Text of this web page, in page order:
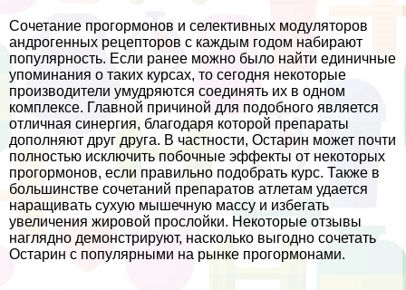
Сочетание прогормонов и селективных модуляторов
андрогенных рецепторов с каждым годом набирают
популярность. Если ранее можно было найти единичные
упоминания о таких курсах, то сегодня некоторые
производители умудряются соединять их в одном
комплексе. Главной причиной для подобного является
отличная синергия, благодаря которой препараты
дополняют друг друга. В частности, Остарин может почти
полностью исключить побочные эффекты от некоторых
прогормонов, если правильно подобрать курс. Также в
большинстве сочетаний препаратов атлетам удается
наращивать сухую мышечную массу и избегать
увеличения жировой прослойки. Некоторые отзывы
наглядно демонстрируют, насколько выгодно сочетать
Остарин с популярными на рынке прогормонами.